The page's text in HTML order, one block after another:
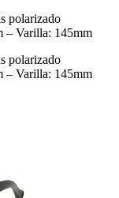
polarizado
– Varilla: 145mm
polarizado
– Varilla: 145mm